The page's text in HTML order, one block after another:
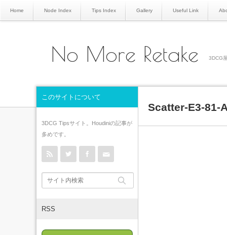
Home Node Index Tips Index Gallery Useful Link
No More Retake 3DCG
Scatter-E3-81-
このサイトについて
3DCG Tipsサイト。Houdiniの記事が
多めです。
rss Twitter Facebook
RSS